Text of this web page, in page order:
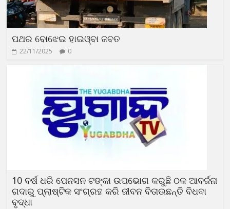
ପଥର ବୋଝେଇ ହାଇଓ୍ବା ଜବତ
22/11/2025 0
10 ବର୍ଷ ଧରି ପେନସନ ଟଙ୍କା ଉପଭୋଗ କରୁଛି ଠକ ଆବର୍ଜନା
ଗଦାରୁ ପ୍ଲାଷ୍ଟିକ ସଂଗ୍ରହ କରି ଜୀବନ ବିତାଉଛନ୍ତି ବିଧବା
ବୃଦ୍ଧା